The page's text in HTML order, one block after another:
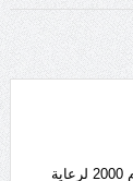
وجمعية أصداء هي جمعية أهلية تأسست بالإسكندرية عام 2000 لرعاية